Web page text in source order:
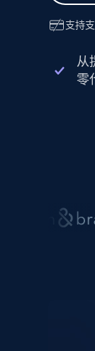
支持
从
零